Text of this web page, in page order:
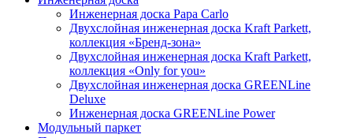
Инженерная доска Papa Carlo
Двухслойная инженерная доска Kraft Parkett,
коллекция «Бренд-зона»
Двухслойная инженерная доска Kraft Parkett,
коллекция «Only for you»
Двухслойная инженерная доска GREENLine
Deluxe
Инженерная доска GREENLine Power
Модульный паркет